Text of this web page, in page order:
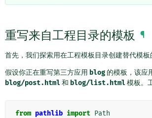
重写来自工程目录的模板 ¶
首先，我们探索用在工程模板目录创建替代模板
假设你正在重写第三方应用 blog 的模板，该应
blog/post.html和 blog/list.html模板。
from pathlib import Path